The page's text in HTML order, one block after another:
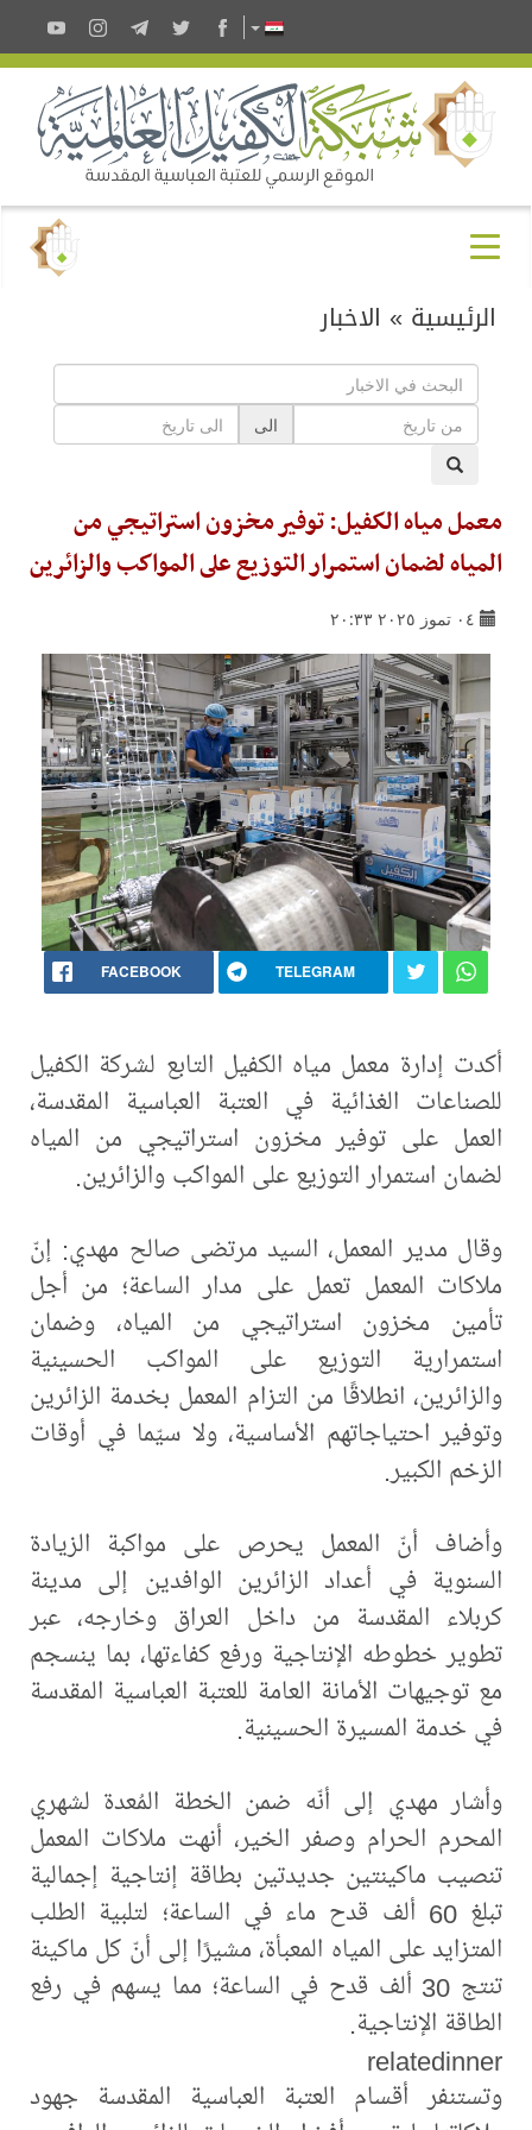
الرئيسية » الاخبار
الى
معمل مياه الكفيل: توفير مخزون استراتيجي من
المياه لضمان استمرار التوزيع على المواكب والزائرين
٠٤ تموز ٢٠٢٥ ٢٠:٣٣
FACEBOOK TELEGRAM
أكدت إدارة معمل مياه الكفيل التابع لشركة الكفيل
للصناعات الغذائية في العتبة العباسية المقدسة،
العمل على توفير مخزون استراتيجي من المياه
لضمان استمرار التوزيع على المواكب والزائرين.
وقال مدير المعمل، السيد مرتضى صالح مهدي: إنّ
ملاكات المعمل تعمل على مدار الساعة؛ من أجل
تأمين مخزون استراتيجي من المياه، وضمان
استمرارية التوزيع على المواكب الحسينية
والزائرين، انطلاقًا من التزام المعمل بخدمة الزائرين
وتوفير احتياجاتهم الأساسية، ولا سيّما في أوقات
الزخم الكبير.
وأضاف أنّ المعمل يحرص على مواكبة الزيادة
السنوية في أعداد الزائرين الوافدين إلى مدينة
كربلاء المقدسة من داخل العراق وخارجه، عبر
تطوير خطوطه الإنتاجية ورفع كفاءتها، بما ينسجم
مع توجيهات الأمانة العامة للعتبة العباسية المقدسة
في خدمة المسيرة الحسينية.
وأشار مهدي إلى أنّه ضمن الخطة المُعدة لشهري
المحرم الحرام وصفر الخير، أنهت ملاكات المعمل
تنصيب ماكينتين جديدتين بطاقة إنتاجية إجمالية
تبلغ 60 ألف قدح ماء في الساعة؛ لتلبية الطلب
المتزايد على المياه المعبأة، مشيرًا إلى أنّ كل ماكينة
تنتج 30 ألف قدح في الساعة؛ مما يسهم في رفع
الطاقة الإنتاجية.
relatedinner
وتستنفر أقسام العتبة العباسية المقدسة جهود